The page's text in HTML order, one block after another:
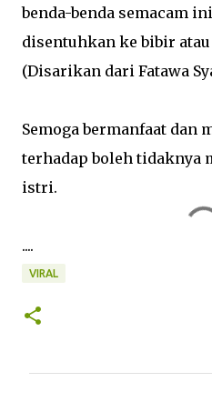
benda-benda semacam
disentuhkan ke bibir
(Disarikan dari Fatawa
Semoga bermanfaat dan
terhadap boleh tidaknya
istri.
....
VIRAL